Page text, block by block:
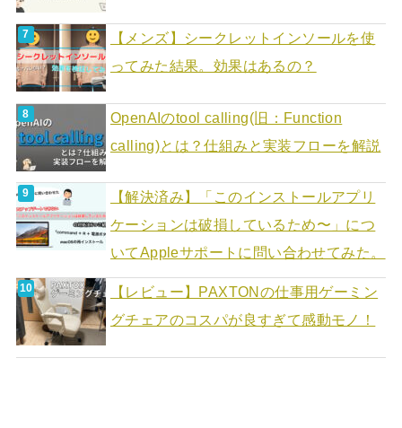
【メンズ】シークレットインソールを使
ってみた結果。効果はあるの？
OpenAIのtool calling(旧：Function
calling)とは？仕組みと実装フローを解説
【解決済み】「このインストールアプリ
ケーションは破損しているため〜」につ
いてAppleサポートに問い合わせてみた。
【レビュー】PAXTONの仕事用ゲーミン
グチェアのコスパが良すぎて感動モノ！